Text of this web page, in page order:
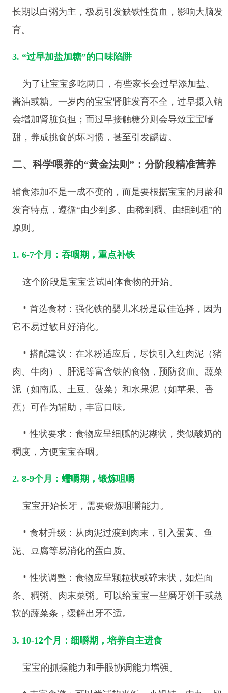
长期以白粥为主，极易引发缺铁性贫血，影响大脑发
育。
3. “过早加盐加糖”的口味陷阱
为了让宝宝多吃两口，有些家长会过早添加盐、
酱油或糖。一岁内的宝宝肾脏发育不全，过早摄入钠
会增加肾脏负担；而过早接触糖分则会导致宝宝嗜
甜，养成挑食的坏习惯，甚至引发龋齿。
二、科学喂养的“黄金法则”：分阶段精准营养
辅食添加不是一成不变的，而是要根据宝宝的月龄和
发育特点，遵循“由少到多、由稀到稠、由细到粗”的
原则。
1. 6-7个月：吞咽期，重点补铁
这个阶段是宝宝尝试固体食物的开始。
* 首选食材：强化铁的婴儿米粉是最佳选择，因为
它不易过敏且好消化。
* 搭配建议：在米粉适应后，尽快引入红肉泥（猪
肉、牛肉）、肝泥等富含铁的食物，预防贫血。蔬菜
泥（如南瓜、土豆、菠菜）和水果泥（如苹果、香
蕉）可作为辅助，丰富口味。
* 性状要求：食物应呈细腻的泥糊状，类似酸奶的
稠度，方便宝宝吞咽。
2. 8-9个月：蠕嚼期，锻炼咀嚼
宝宝开始长牙，需要锻炼咀嚼能力。
* 食材升级：从肉泥过渡到肉末，引入蛋黄、鱼
泥、豆腐等易消化的蛋白质。
* 性状调整：食物应呈颗粒状或碎末状，如烂面
条、稠粥、肉末菜粥。可以给宝宝一些磨牙饼干或蒸
软的蔬菜条，缓解出牙不适。
3. 10-12个月：细嚼期，培养自主进食
宝宝的抓握能力和手眼协调能力增强。